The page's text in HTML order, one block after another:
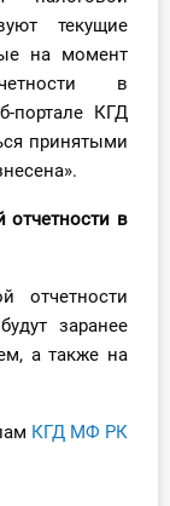
текущие
на момент
в
портале КГД
принятыми
отчетности в
отчетности
заранее
а также на
КГД МФ РК